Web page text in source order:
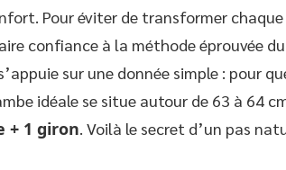
Pour éviter de transformer chaque
confiance à la méthode éprouvée du
sur une donnée simple : pour
idéale se situe autour de 63 à 64
+ 1 giron. Voilà le secret d’un pas